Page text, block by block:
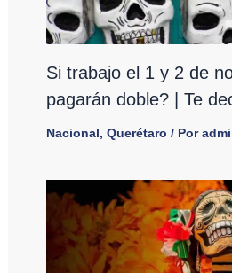
Si trabajo el 1 y 2 de
pagarán doble? | Te
Nacional, Querétaro / Por